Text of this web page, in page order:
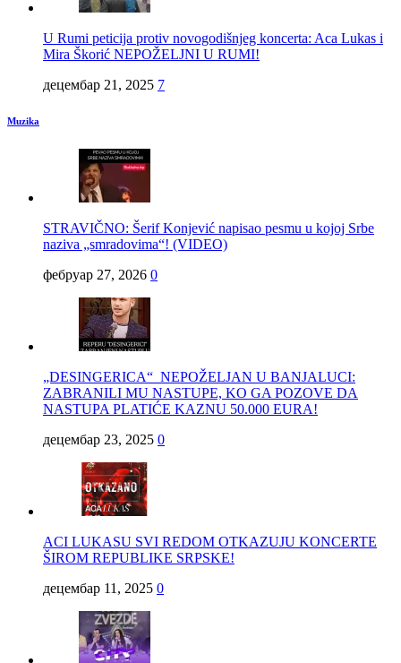
U Rumi peticija protiv novogodišnjeg koncerta: Aca Lukas i
Mira Škorić NEPOŽELJNI U RUMI!
децембар 21, 2025 7
Muzika
STRAVIČNO: Šerif Konjević napisao pesmu u kojoj Srbe
naziva „smradovima“! (VIDEO)
фебруар 27, 2026 0
„DESINGERICA“ NEPOŽELJAN U BANJALUCI:
ZABRANILI MU NASTUPE, KO GA POZOVE DA
NASTUPA PLATIĆE KAZNU 50.000 EURA!
децембар 23, 2025 0
ACI LUKASU SVI REDOM OTKAZUJU KONCERTE
ŠIROM REPUBLIKE SRPSKE!
децембар 11, 2025 0